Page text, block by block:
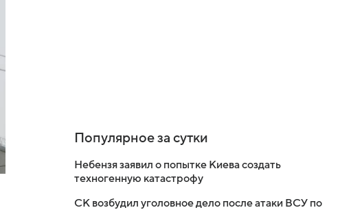
Популярное за сутки
Небензя заявил о попытке Киева создать
техногенную катастрофу
СК возбудил уголовное дело после атаки ВСУ по